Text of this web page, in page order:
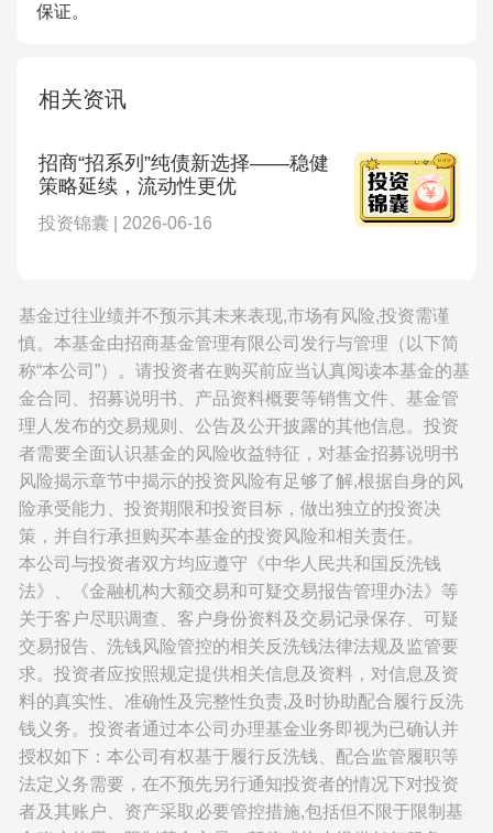
保证。
相关资讯
招商“招系列”纯债新选择——稳健
策略延续，流动性更优
投资锦囊 | 2026-06-16
基金过往业绩并不预示其未来表现,市场有风险,投资需谨
慎。本基金由招商基金管理有限公司发行与管理（以下简
称“本公司”）。请投资者在购买前应当认真阅读本基金的基
金合同、招募说明书、产品资料概要等销售文件、基金管
理人发布的交易规则、公告及公开披露的其他信息。投资
者需要全面认识基金的风险收益特征，对基金招募说明书
风险揭示章节中揭示的投资风险有足够了解,根据自身的风
险承受能力、投资期限和投资目标，做出独立的投资决
策，并自行承担购买本基金的投资风险和相关责任。
本公司与投资者双方均应遵守《中华人民共和国反洗钱
法》、《金融机构大额交易和可疑交易报告管理办法》等
关于客户尽职调查、客户身份资料及交易记录保存、可疑
交易报告、洗钱风险管控的相关反洗钱法律法规及监管要
求。投资者应按照规定提供相关信息及资料，对信息及资
料的真实性、准确性及完整性负责,及时协助配合履行反洗
钱义务。投资者通过本公司办理基金业务即视为已确认并
授权如下：本公司有权基于履行反洗钱、配合监管履职等
法定义务需要，在不预先另行通知投资者的情况下对投资
者及其账户、资产采取必要管控措施,包括但不限于限制基